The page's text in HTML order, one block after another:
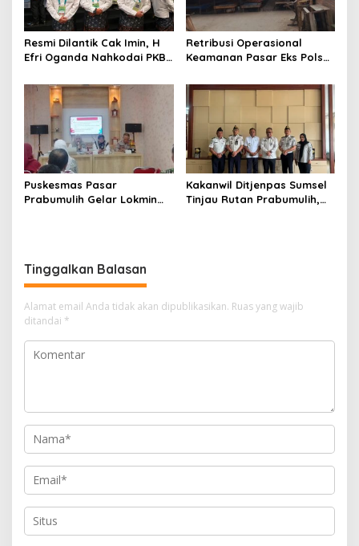
Resmi Dilantik Cak Imin, H
Efri Oganda Nahkodai PKB
2031, Fokus Kaderisasi dan
Aspirasi Rakyat
Retribusi Operasional
Keamanan Pasar Eks Polsek
Sorotan, Pemkot Siap
Tempuh Jalur Hukum
Puskesmas Pasar
Prabumulih Gelar Lokmin
Kakanwil Ditjenpas Sumsel
Tinjau Rutan Prabumulih,
Tinggalkan Balasan
Alamat email Anda tidak akan dipublikasikan. Ruas yang wajib
ditandai *